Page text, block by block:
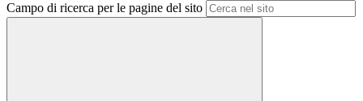
Campo di ricerca per le pagine del sito